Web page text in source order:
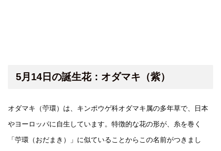
5月14日の誕生花：オダマキ（紫）
オダマキ（苧環）は、キンポウゲ科オダマキ属の多年草で、日本
やヨーロッパに自生しています。特徴的な花の形が、糸を巻く
「苧環（おだまき）」に似ていることからこの名前がつきまし